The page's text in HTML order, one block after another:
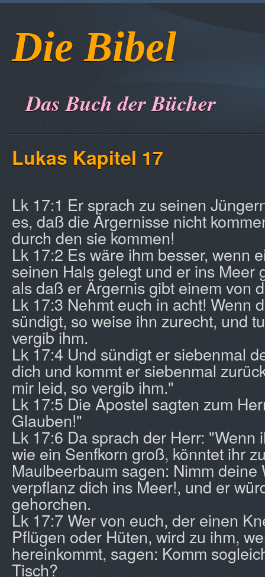
Die Bibel
Das Buch der Bücher
Lukas Kapitel 17
Lk 17:1 Er sprach zu seinen
es, daß die Ärgernisse nicht
durch den sie kommen!
Lk 17:2 Es wäre ihm besser, wenn
seinen Hals gelegt und er ins Meer
als daß er Ärgernis gibt einem von
Lk 17:3 Nehmt euch in acht! Wenn
sündigt, so weise ihn zurecht, und
vergib ihm.
Lk 17:4 Und sündigt er siebenmal
dich und kommt er siebenmal
mir leid, so vergib ihm."
Lk 17:5 Die Apostel sagten zum
Glauben!"
Lk 17:6 Da sprach der Herr: "Wenn
wie ein Senfkorn groß, könntet ihr
Maulbeerbaum sagen: Nimm deine
verpflanz dich ins Meer!, und er
gehorchen.
Lk 17:7 Wer von euch, der einen
Pflügen oder Hüten, wird zu ihm,
hereinkommt, sagen: Komm
Tisch?